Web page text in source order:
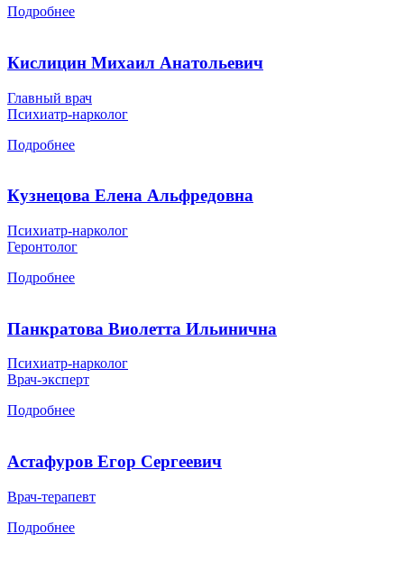
Подробнее
Кислицин Михаил Анатольевич
Главный врач
Психиатр-нарколог
Подробнее
Кузнецова Елена Альфредовна
Психиатр-нарколог
Геронтолог
Подробнее
Панкратова Виолетта Ильинична
Психиатр-нарколог
Врач-эксперт
Подробнее
Астафуров Егор Сергеевич
Врач-терапевт
Подробнее